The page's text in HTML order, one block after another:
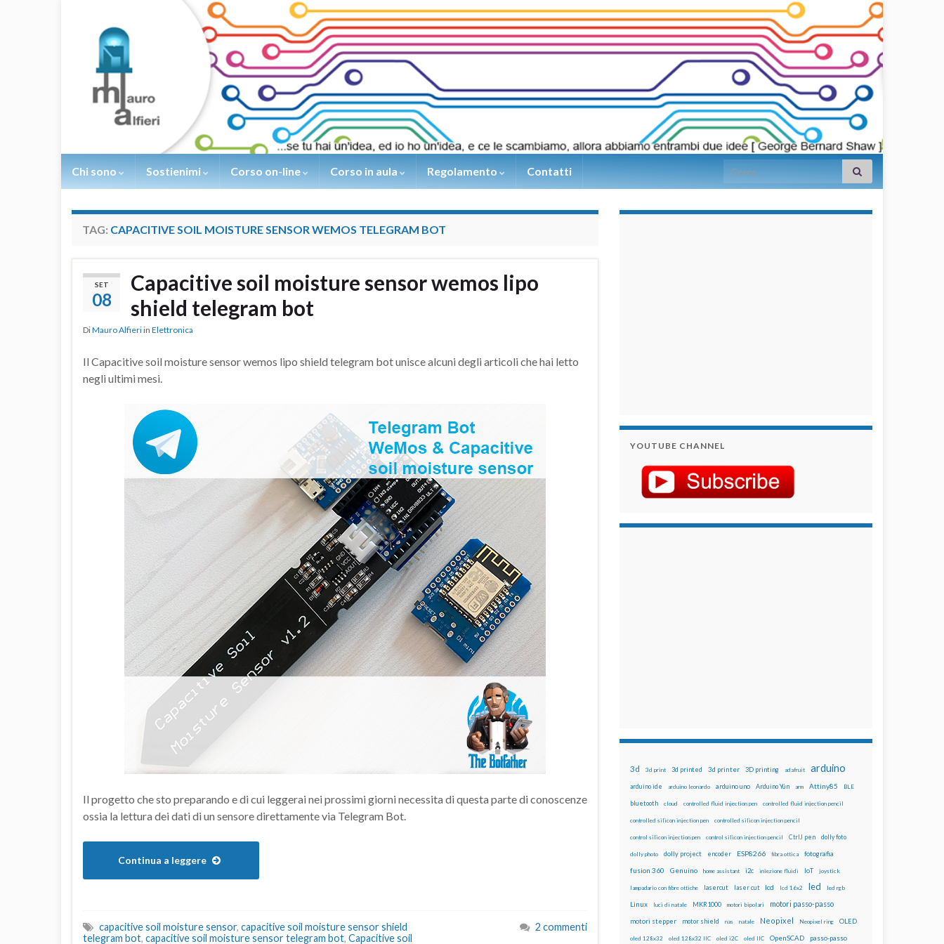
Chi sono Sostienimi Corso on-line Corso in aula Regolamento Contatti Search for:
TAG: CAPACITIVE SOIL MOISTURE SENSOR WEMOS TELEGRAM BOT
SET
08
Capacitive soil moisture sensor wemos lipo
shield telegram bot
DiMauro Alfieri in Elettronica
Il Capacitive soil moisture sensor wemos lipo shield telegram bot unisce alcuni degli articoli che hai letto
negli ultimi mesi.
Il progetto che sto preparando e di cui leggerai nei prossimi giorni necessita di questa parte di conoscenze
ossia la lettura dei dati di un sensore direttamente via Telegram Bot.
Continua a leggere
capacitive soil moisture sensor, capacitive soil moisture sensor shield
telegram bot, capacitive soil moisture sensor telegram bot, Capacitive soil
2 commenti
YOUTUBE CHANNEL
3d 3d print 3d printed 3d printer 3D printing adafruit arduino
arduino ide arduino leonardo arduino uno Arduino Yún arm Attiny85 BLE
bluetooth cloud controlled fluid injection pen controlled fluid injection pencil
controlled silicon injection pen controlled silicon injection pencil
control silicon injection pen control silicon injection pencil CtrlJ pen dolly foto
dolly photo dolly project encoder ESP8266 fibra ottica fotografia
fusion 360 Genuino home assistant i2c iniezione fluidi IoT joystick
lampadario con fibre ottiche lasercut laser cut lcd lcd 16x2 led led rgb
Linux luci di natale MKR1000 motori bipolari motori passo-passo
motori stepper motor shield nas natale Neopixel Neopixel ring OLED
oled 128x32 oled 128x32 IIC oled i2C oled IIC OpenSCAD passo-passo